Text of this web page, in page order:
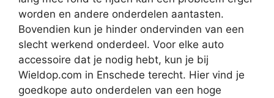
worden en andere onderdelen aantasten.
Bovendien kun je hinder ondervinden van een
slecht werkend onderdeel. Voor elke auto
accessoire dat je nodig hebt, kun je bij
Wieldop.com in Enschede terecht. Hier vind je
goedkope auto onderdelen van een hoge